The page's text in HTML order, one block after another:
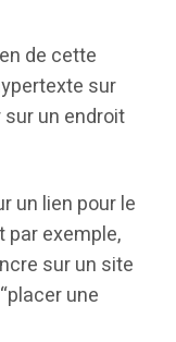
de cette
sur
sur un endroit
un lien pour le
par exemple,
sur un site
une